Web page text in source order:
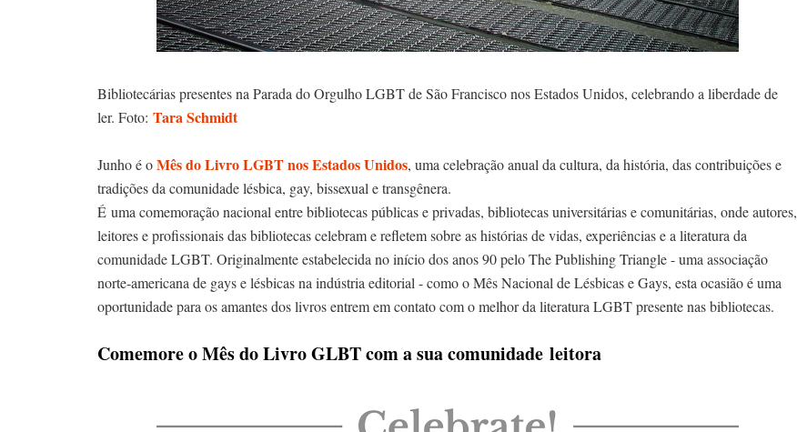
Bibliotecárias presentes na Parada do Orgulho LGBT de São Francisco nos Estados Unidos, celebrando a liberdade de
ler. Foto: Tara Schmidt
Junho é oMês do Livro LGBT nos Estados Unidos, uma celebração anual da cultura, da história, das contribuições e
tradições da comunidade lésbica, gay, bissexual e transgênera.
É uma comemoração nacional entre bibliotecas públicas e privadas, bibliotecas universitárias e comunitárias, onde autores,
leitores e profissionais das bibliotecas celebram e refletem sobre as histórias de vidas, experiências e a literatura da
comunidade LGBT. Originalmente estabelecida no início dos anos 90 pelo The Publishing Triangle - uma associação
norte-americana de gays e lésbicas na indústria editorial - como o Mês Nacional de Lésbicas e Gays, esta ocasião é uma
oportunidade para os amantes dos livros entrem em contato com o melhor da literatura LGBT presente nas bibliotecas.
Comemore o Mês do Livro GLBT com a sua comunidade leitora